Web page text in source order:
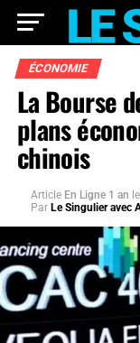
ÉCONOMIE
La Bourse
plans
chinois
Article En Ligne 1 an le
Par Le Singulier avec